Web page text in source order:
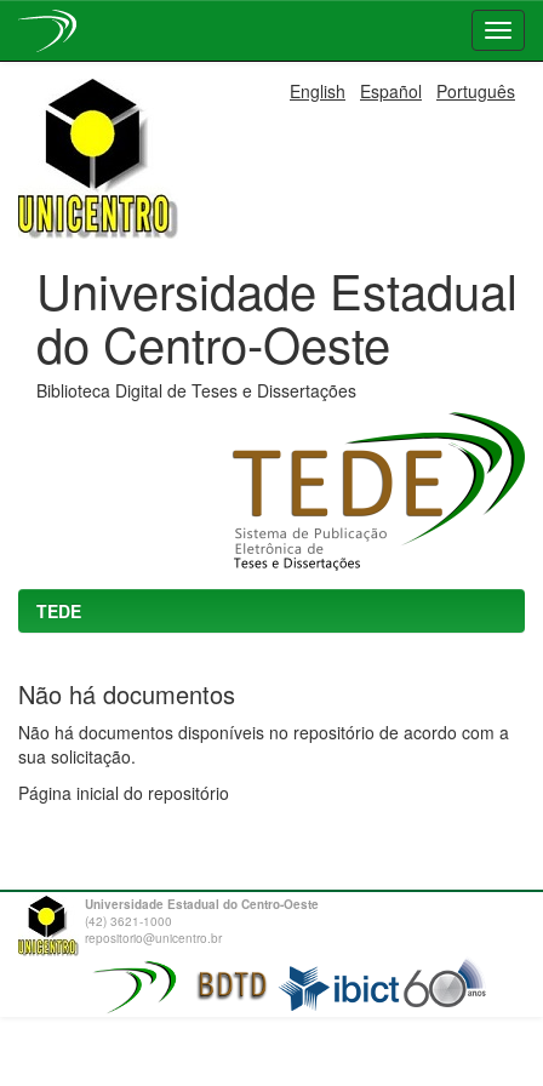
navigation
English Español Português
Universidade Estadual
do Centro-Oeste
Biblioteca Digital de Teses e Dissertações
TEDE
Não há documentos
Não há documentos disponíveis no repositório de acordo com a
sua solicitação.
Página inicial do repositório
Universidade Estadual do Centro-Oeste
(42) 3621-1000
repositorio@unicentro.br